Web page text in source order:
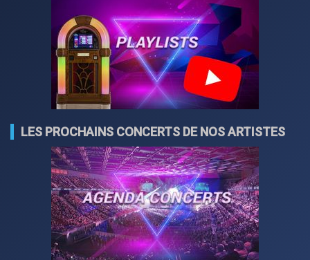
LES PROCHAINS CONCERTS DE NOS ARTISTES